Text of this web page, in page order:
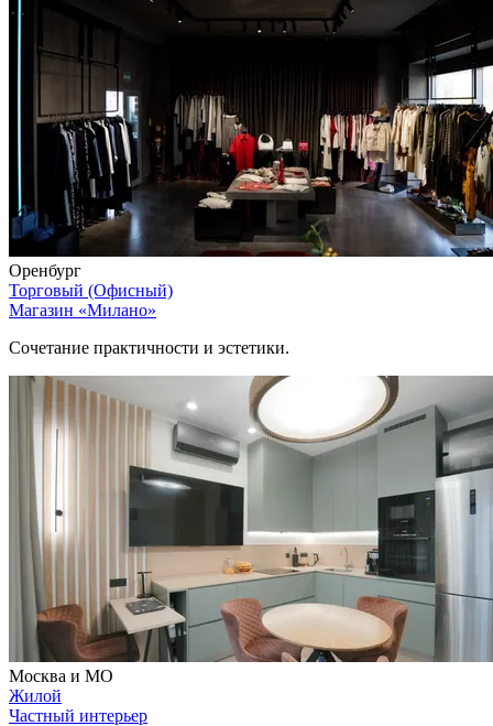
Оренбург
Торговый (Офисный)
Магазин «Милано»
Сочетание практичности и эстетики.
Москва и МО
Жилой
Частный интерьер